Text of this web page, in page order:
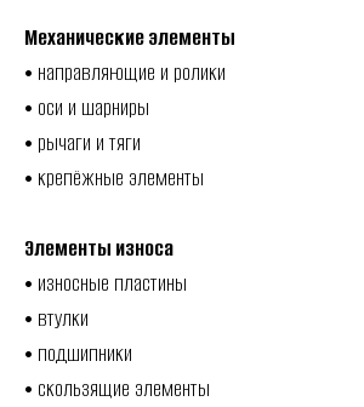
Механические элементы
• направляющие и ролики
• оси и шарниры
• рычаги и тяги
• крепёжные элементы
Элементы износа
• износные пластины
• втулки
• подшипники
• скользящие элементы